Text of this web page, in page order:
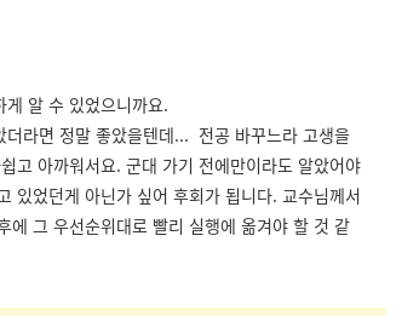
알 수 있었으니까요.
라면 정말 좋았을텐데... 전공 바꾸느라 고생을
고 아까워서요. 군대 가기 전에만이라도 알았어야
있었던게 아닌가 싶어 후회가 됩니다. 교수님께서
에 그 우선순위대로 빨리 실행에 옮겨야 할 것 같